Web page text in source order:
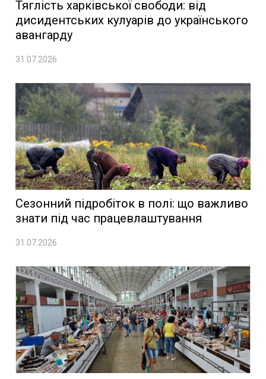
Тяглість харківської свободи: від
дисидентських кулуарів до українського
авангарду
31.07.2026
Сезонний підробіток в полі: що важливо
знати під час працевлаштування
31.07.2026